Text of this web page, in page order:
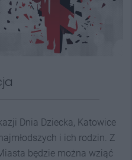
Dnia Dziecka, Katowice
i ich rodzin. Z
będzie można wziąć